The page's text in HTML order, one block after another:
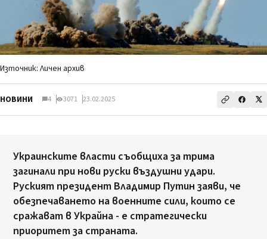
Източник: Личен архив
НОВИНИ 4 3071 23.02.2025
Украинските власти съобщиха за трима
загинали при нови руски въздушни удари.
Руският президент Владимир Путин заяви, че
обезпечаването на военните сили, които се
сражават в Украйна - е стратегически
приоритет за страната.